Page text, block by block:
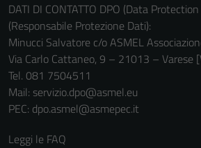
DATI DI CONTATTO DPO (Data
(Responsabile Protezione Dati):
Minucci Salvatore c/o ASMEL
Via Carlo Cattaneo, 9 – 21013 – Varese
Tel. 081 7504511
Mail: servizio.dpo@asmel.eu
PEC: dpo.asmel@asmepec.it
Leggi le FAQ